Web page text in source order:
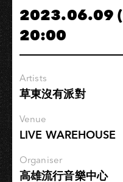
沒
有
派
對
巡
2023.06.09
20:00
Artists
草東沒有派對
Venue
LIVE WAREHOUSE
Organiser
高雄流行音樂中心